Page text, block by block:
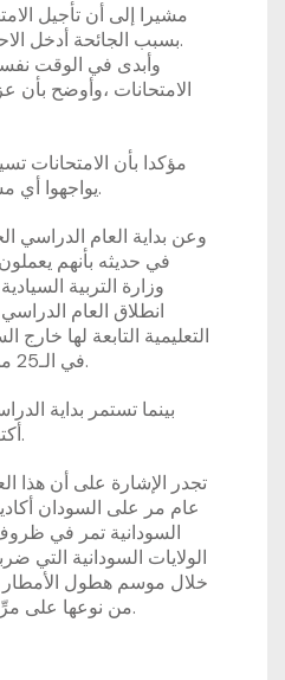
مشيرا إلى أن تأجيل
بسبب الجائحة أدخل الاحباط في نفوس الطلاب.
وأبدى في الوقت
الامتحانات ،وأوضح بأن
مؤكدا بأن الامتحانات
يواجهوا أي مشكلة تذكر منذ انطلاقها.
وعن بداية العام الدراسي
في حديثه بأنهم
وزارة التربية
انطلاق العام
التعليمية التابعة لها خارج
في الـ25 من سبتمبر أيلول الجاري.
بينما تستمر بداية
أكتوبر تشرين الأول القادم.
عام مر على السودان
السودانية تمر في
الولايات السودانية التي
خلال موسم هطول الأمطار
من نوعها على مرِّ 100سنة مضت مسبقا.